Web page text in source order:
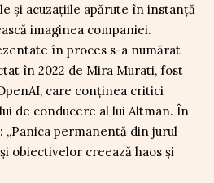
și acuzațiile apărute în instanță
imaginea companiei.
în proces s-a numărat
în 2022 de Mira Murati, fost
care conținea critici
de conducere al lui Altman. În
„Panica permanentă din jurul
obiectivelor creează haos și